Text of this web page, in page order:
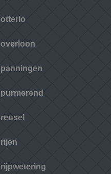
otterlo
overloon
panningen
purmerend
reusel
rijen
rijpwetering